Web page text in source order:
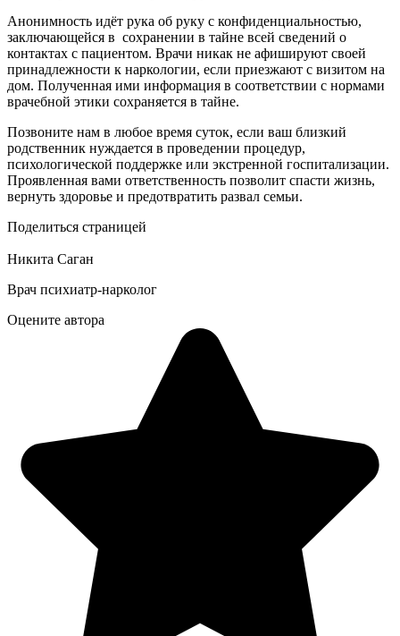
Анонимность идёт рука об руку с конфиденциальностью,
заключающейся в сохранении в тайне всей сведений о
контактах с пациентом. Врачи никак не афишируют своей
принадлежности к наркологии, если приезжают с визитом на
дом. Полученная ими информация в соответствии с нормами
врачебной этики сохраняется в тайне.
Позвоните нам в любое время суток, если ваш близкий
родственник нуждается в проведении процедур,
психологической поддержке или экстренной госпитализации.
Проявленная вами ответственность позволит спасти жизнь,
вернуть здоровье и предотвратить развал семьи.
Поделиться страницей
Никита Саган
Врач психиатр-нарколог
Оцените автора